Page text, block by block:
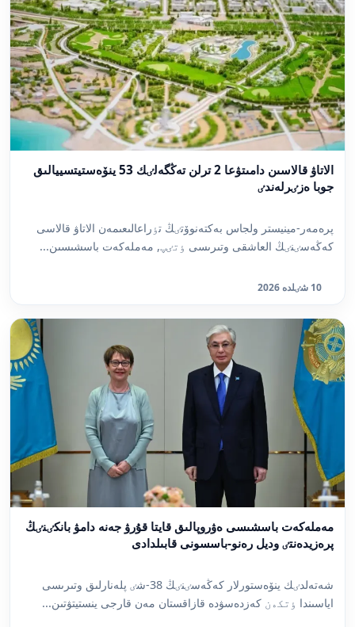
الاتاۋ قالاسىن دامىتۋعا 2 ترلن تەڭگەلٸك 53 ينۆەستيتسييالىق
جوبا ەزٸرلەندٸ
پرەمەر-مينيستر ولجاس بەكتەنوۆتٸڭ تٶراعالىعىمەن الاتاۋ قالاسى
كەڭەسٸنٸڭ العاشقى وتىرىسى ٶتٸپ, مەملەكەت باسشىسىن...
10 شٸلدە 2026
مەملەكەت باسشىسى ەۋروپالىق قايتا قۇرۋ جەنە دامۋ بانكٸنٸڭ
پرەزيدەنتٸ وديل رەنو-باسسونى قابىلدادى
شەتەلدٸك ينۆەستورلار كەڭەسٸنٸڭ 38-شٸ پلەنارلىق وتىرىسى
اياسىندا ٶتكەن كەزدەسۋدە قازاقستان مەن قارجى ينستيتۋتىن...